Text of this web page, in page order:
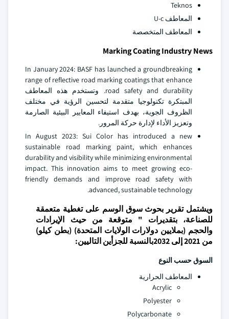
Teknos
المعاطف U-c
المعاطف المتخصصة
Marking Coating Industry News
In January 2024: BASF has launched a groundbreaking
range of reflective road marking coatings that enhance
road safety and durability. وتستخدم هذه المعاطف
المبتكرة تكنولوجيا متقدمة لتحسين الرؤية في مختلف
الظروف الجوية، بهدف استيفاء المعايير البيئية الصارمة
وتعزيز الأداء لإدارة حركة المرور.
In August 2023: Sui Color has introduced a new
sustainable road marking paint, which enhances
durability and visibility while minimizing environmental
impact. This innovation aims to meet growing eco-
friendly demands and improve road safety with
advanced, sustainable technology.
ويشتمل تقرير بحوث سوق الوسم على تغطية متعمقة
للصناعة، بتقديرات " متوقعة من حيث الإيرادات
والحجم (بملايين دولارات الولايات المتحدة) (بطن كيلو)
من 2021 إلى 2032بالنسبة للجزأين التاليين:
السوق حسب النوع
المعاطف الحرارية
Acrylic
Polyester
Polycarbonate